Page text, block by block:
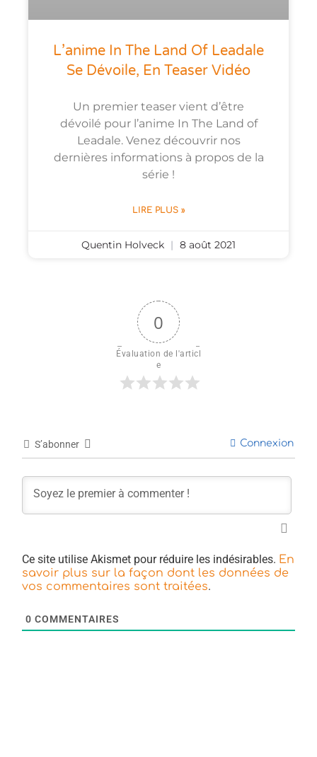
L’anime In The Land Of Leadale
Se Dévoile, En Teaser Vidéo
Un premier teaser vient d’être
dévoilé pour l’anime In The Land of
Leadale. Venez découvrir nos
dernières informations à propos de la
série !
LIRE PLUS »
Quentin Holveck 8 août 2021
0
Évaluation de l'articl
e
S’abonner Connexion
Ce site utilise Akismet pour réduire les indésirables. En
savoir plus sur la façon dont les données de
vos commentaires sont traitées.
0 COMMENTAIRES